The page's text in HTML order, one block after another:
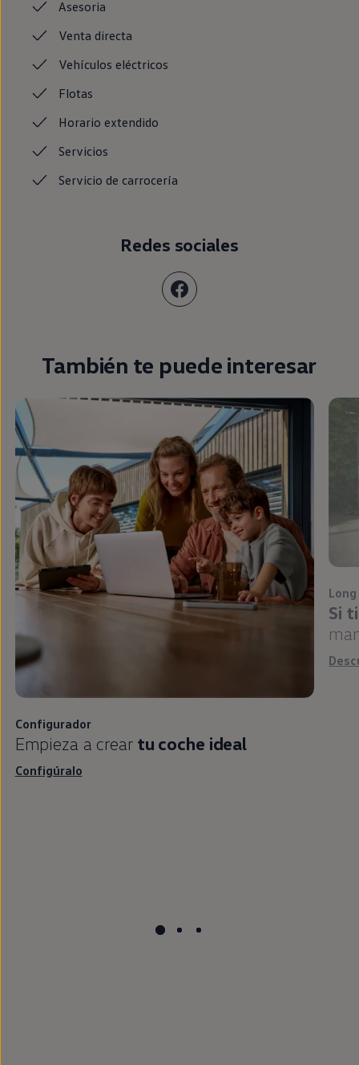
Asesoria
Ventadirecta
Vehículos eléctricos
Flotas
Horario extendido
Servicios
Servicio de carrocería
Redes sociales
También te puede interesar
Configurador
Empieza a crear tu coche ideal
Configúralo
Si